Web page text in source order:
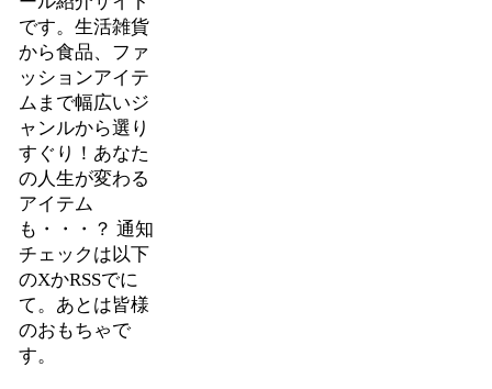
です。生活雑貨
から食品、ファ
ッションアイテ
ムまで幅広いジ
ャンルから選り
すぐり！あなた
の人生が変わる
アイテム
も・・・？ 通知
チェックは以下
のXかRSSでに
て。あとは皆様
のおもちゃで
す。